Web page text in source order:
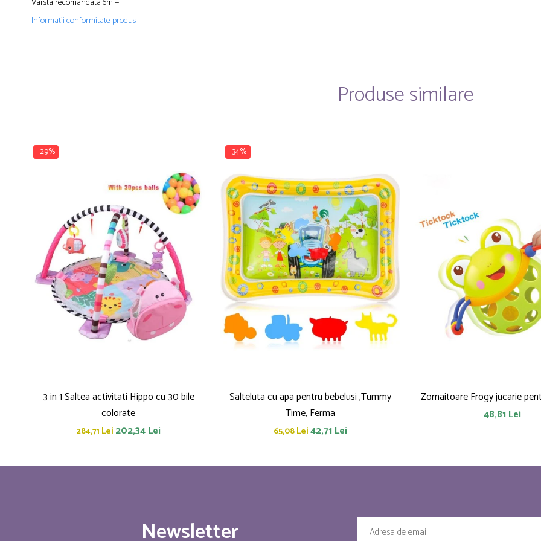
Informatii conformitate produs
Produse similare
-29%
3 in 1 Saltea activitati Hippo cu 30 bile
colorate
284,71 Lei202,34 Lei
-34%
Salteluta cu apa pentru bebelusi ,Tummy
Time, Ferma
65,08 Lei42,71 Lei
48,81 Lei
Newsletter